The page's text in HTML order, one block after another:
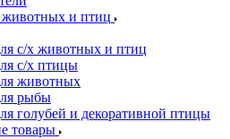
животных и птиц
с/х животных и птиц
с/х птицы
животных
рыбы
голубей и декоративной птицы
товары